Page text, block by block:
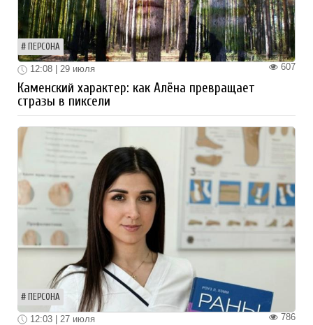
ПЕРСОНА
607
12:08 | 29 июля
Каменский характер: как Алёна превращает
стразы в пиксели
ПЕРСОНА
786
12:03 | 27 июля